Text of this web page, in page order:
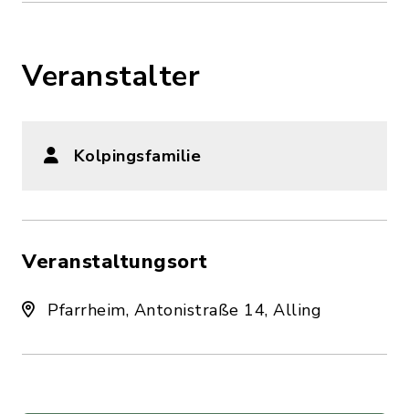
Veranstalter
Kolpingsfamilie
Veranstaltungsort
Pfarrheim, Antonistraße 14, Alling